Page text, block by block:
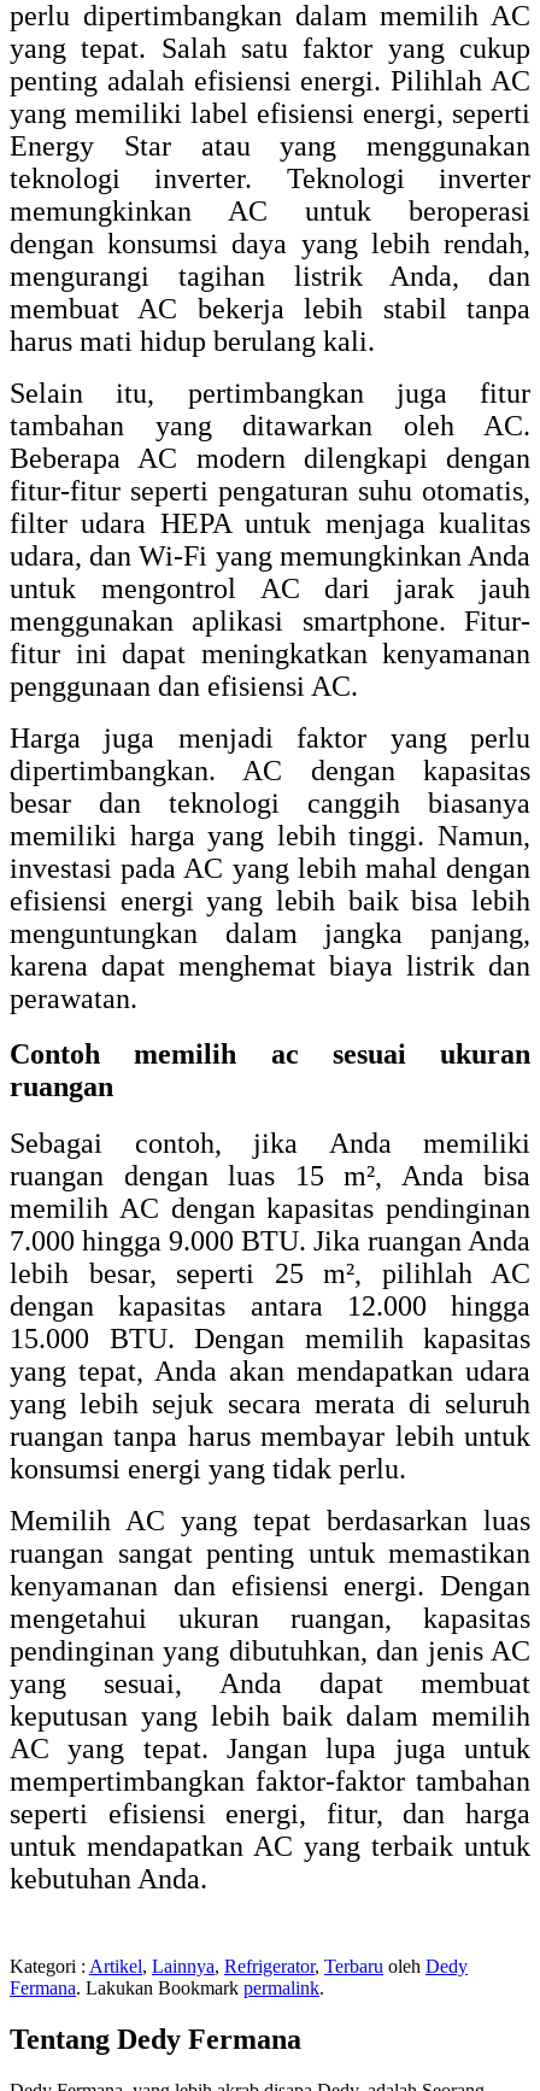
perlu dipertimbangkan dalam memilih AC
yang tepat. Salah satu faktor yang cukup
penting adalah efisiensi energi. Pilihlah AC
yang memiliki label efisiensi energi, seperti
Energy Star atau yang menggunakan
teknologi inverter. Teknologi inverter
memungkinkan AC untuk beroperasi
dengan konsumsi daya yang lebih rendah,
mengurangi tagihan listrik Anda, dan
membuat AC bekerja lebih stabil tanpa
harus mati hidup berulang kali.
Selain itu, pertimbangkan juga fitur
tambahan yang ditawarkan oleh AC.
Beberapa AC modern dilengkapi dengan
fitur-fitur seperti pengaturan suhu otomatis,
filter udara HEPA untuk menjaga kualitas
udara, dan Wi-Fi yang memungkinkan Anda
untuk mengontrol AC dari jarak jauh
menggunakan aplikasi smartphone. Fitur-
fitur ini dapat meningkatkan kenyamanan
penggunaan dan efisiensi AC.
Harga juga menjadi faktor yang perlu
dipertimbangkan. AC dengan kapasitas
besar dan teknologi canggih biasanya
memiliki harga yang lebih tinggi. Namun,
investasi pada AC yang lebih mahal dengan
efisiensi energi yang lebih baik bisa lebih
menguntungkan dalam jangka panjang,
karena dapat menghemat biaya listrik dan
perawatan.
Contoh memilih ac sesuai ukuran
ruangan
Sebagai contoh, jika Anda memiliki
ruangan dengan luas 15 m², Anda bisa
memilih AC dengan kapasitas pendinginan
7.000 hingga 9.000 BTU. Jika ruangan Anda
lebih besar, seperti 25 m², pilihlah AC
dengan kapasitas antara 12.000 hingga
15.000 BTU. Dengan memilih kapasitas
yang tepat, Anda akan mendapatkan udara
yang lebih sejuk secara merata di seluruh
ruangan tanpa harus membayar lebih untuk
konsumsi energi yang tidak perlu.
Memilih AC yang tepat berdasarkan luas
ruangan sangat penting untuk memastikan
kenyamanan dan efisiensi energi. Dengan
mengetahui ukuran ruangan, kapasitas
pendinginan yang dibutuhkan, dan jenis AC
yang sesuai, Anda dapat membuat
keputusan yang lebih baik dalam memilih
AC yang tepat. Jangan lupa juga untuk
mempertimbangkan faktor-faktor tambahan
seperti efisiensi energi, fitur, dan harga
untuk mendapatkan AC yang terbaik untuk
kebutuhan Anda.
Kategori : Artikel, Lainnya, Refrigerator, Terbaru oleh Dedy
Fermana. Lakukan Bookmark permalink.
Tentang Dedy Fermana